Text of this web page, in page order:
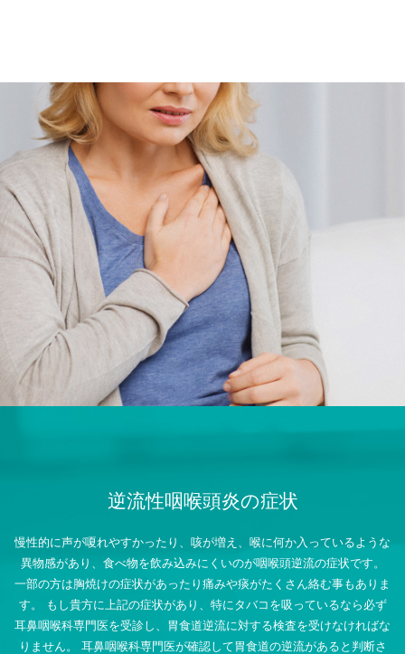
逆流性咽喉頭炎の症状
慢性的に声が嗄れやすかったり、咳が増え、喉に何か入っているような
異物感があり、食べ物を飲み込みにくいのが咽喉頭逆流の症状です。
一部の方は胸焼けの症状があったり痛みや痰がたくさん絡む事もありま
す。
もし貴方に上記の症状があり、特にタバコを吸っているなら必ず
耳鼻咽喉科専門医を受診し、胃食道逆流に対する検査を受けなければな
りません。
耳鼻咽喉科専門医が確認して胃食道の逆流があると判断さ